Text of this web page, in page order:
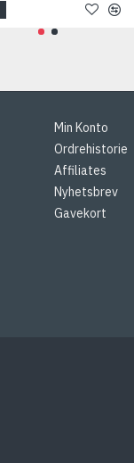
Min Konto
Ordrehistorie
Affiliates
Nyhetsbrev
Gavekort